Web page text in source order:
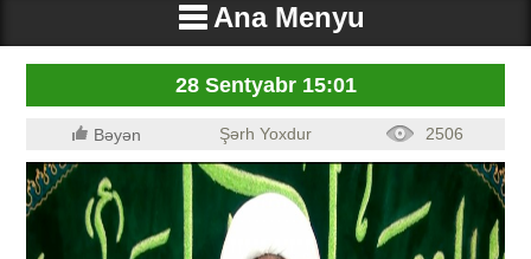
Ana Menyu
28 Sentyabr 15:01
Bəyən Şərh Yoxdur 2506